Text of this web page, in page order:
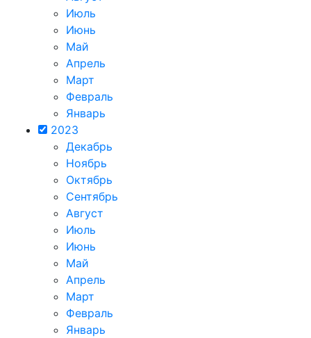
Июль
Июнь
Май
Апрель
Март
Февраль
Январь
2023
Декабрь
Ноябрь
Октябрь
Сентябрь
Август
Июль
Июнь
Май
Апрель
Март
Февраль
Январь